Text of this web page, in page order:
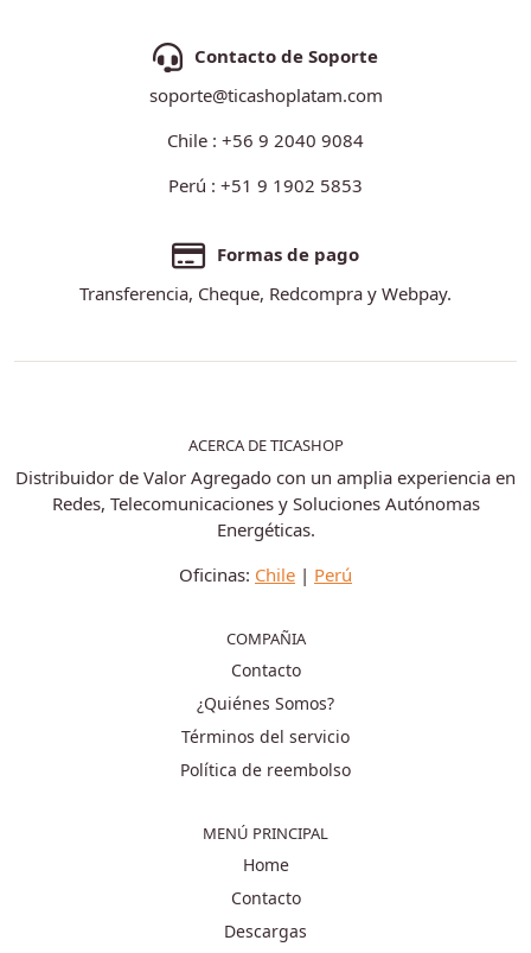
Contacto de Soporte
soporte@ticashoplatam.com
Chile : +56 9 2040 9084
Perú : +51 9 1902 5853
Formas de pago
Transferencia, Cheque, Redcompra y Webpay.
ACERCA DE TICASHOP
Distribuidor de Valor Agregado con un amplia experiencia en
Redes, Telecomunicaciones y Soluciones Autónomas
Energéticas.
Oficinas: Chile | Perú
COMPAÑIA
Contacto
¿Quiénes Somos?
Términos del servicio
Política de reembolso
MENÚ PRINCIPAL
Home
Contacto
Descargas